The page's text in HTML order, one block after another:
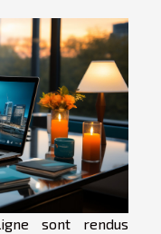
sont rendus